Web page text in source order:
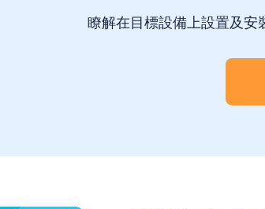
瞭解在目標設備上設置及安